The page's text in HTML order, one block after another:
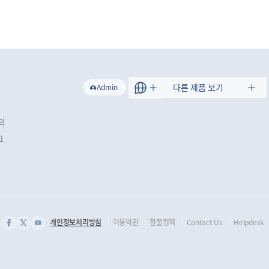
Admin 다른 제품 보기
개인정보처리방침 이용약관 환불정책 Contact Us Helpdesk